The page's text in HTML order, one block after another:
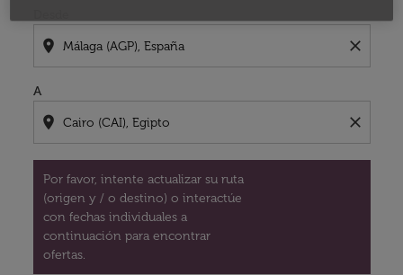
location_on close
A
location_on close
Por favor, intente actualizar su ruta
(origen y / o destino) o interactúe
con fechas individuales a
continuación para encontrar
ofertas.